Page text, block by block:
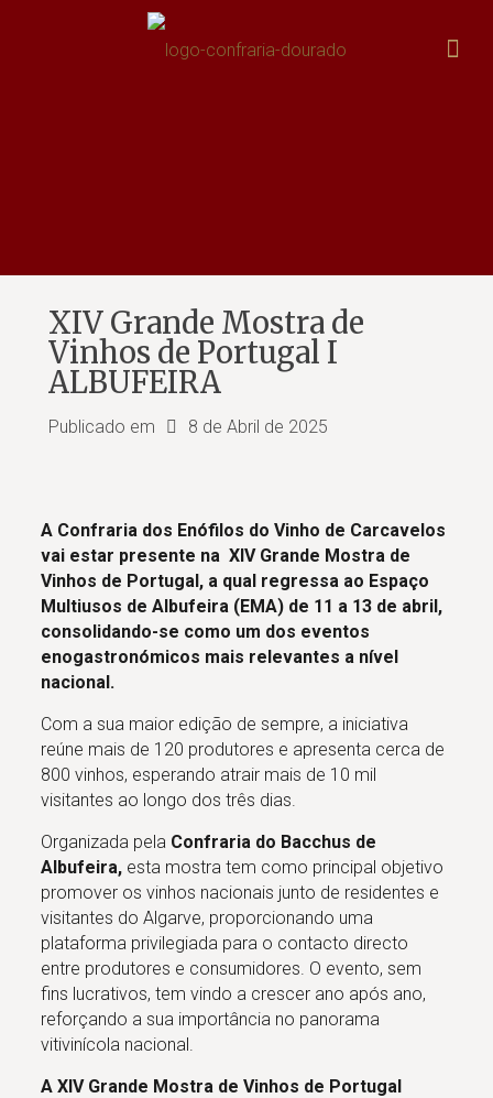
XIV Grande Mostra de
Vinhos de Portugal I
ALBUFEIRA
Publicado em 8 de Abril de 2025
A Confraria dos Enófilos do Vinho de Carcavelos
vai estar presente na XIV Grande Mostra de
Vinhos de Portugal, a qual regressa ao Espaço
Multiusos de Albufeira (EMA) de 11 a 13 de abril,
consolidando-se como um dos eventos
enogastronómicos mais relevantes a nível
nacional.
Com a sua maior edição de sempre, a iniciativa
reúne mais de 120 produtores e apresenta cerca de
800 vinhos, esperando atrair mais de 10 mil
visitantes ao longo dos três dias.
Organizada pela Confraria do Bacchus de
Albufeira, esta mostra tem como principal objetivo
promover os vinhos nacionais junto de residentes e
visitantes do Algarve, proporcionando uma
plataforma privilegiada para o contacto directo
entre produtores e consumidores. O evento, sem
fins lucrativos, tem vindo a crescer ano após ano,
reforçando a sua importância no panorama
vitivinícola nacional.
A XIV Grande Mostra de Vinhos de Portugal